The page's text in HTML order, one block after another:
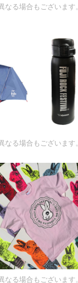
る場合もございます。
る場合もございます。
る場合もございます。